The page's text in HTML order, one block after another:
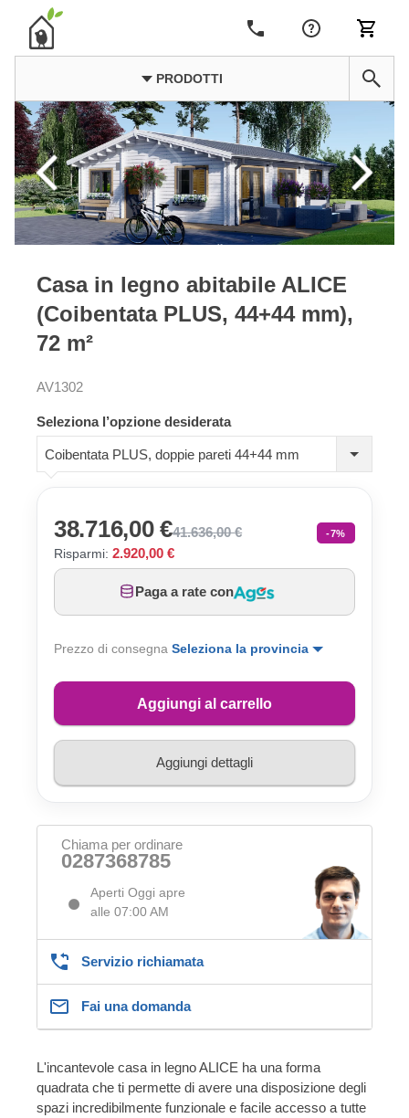
PRODOTTI
Casa in legno abitabile ALICE
(Coibentata PLUS, 44+44 mm),
72 m²
AV1302
Seleziona l’opzione desiderata
Coibentata PLUS, doppie pareti 44+44 mm
38.716,00 €41.636,00 € -7%
Risparmi: 2.920,00 €
Paga a rate con
Prezzo di consegna Seleziona la provincia
Aggiungi al carrello
Aggiungi dettagli
Chiama per ordinare
0287368785
Aperti Oggi apre
alle 07:00 AM
Servizio richiamata
Fai una domanda
L'incantevole casa in legno ALICE ha una forma
quadrata che ti permette di avere una disposizione degli
spazi incredibilmente funzionale e facile accesso a tutte